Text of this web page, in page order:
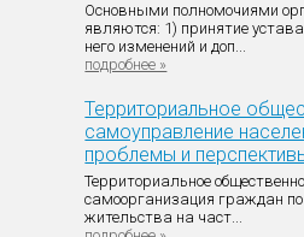
Основными полномочиями
являются: 1) принятие
него изменений и доп...
подробнее »
Территориальное
самоуправление
проблемы и
Территориальное
самоорганизация граждан по
жительства на част...